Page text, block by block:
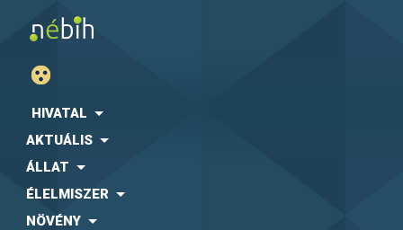
HIVATAL
AKTUÁLIS
ÁLLAT
ÉLELMISZER
NÖVÉNY